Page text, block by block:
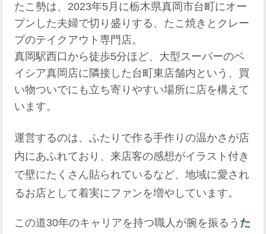
たこ勢は、2023年5月に栃木県真岡市台町にオー
プンした夫婦で切り盛りする、たこ焼きとクレー
プのテイクアウト専門店。
真岡駅西口から徒歩5分ほど、大型スーパーのベ
イシア真岡店に隣接した台町東店舗内という、買
い物ついでにも立ち寄りやすい場所に店を構えて
います。
運営するのは、ふたりで作る手作りの温かさが店
内にあふれており、来店客の感想がイラスト付き
で壁にたくさん貼られているなど、地域に愛され
るお店として着実にファンを増やしています。
この道30年のキャリアを持つ職人が腕を振るうた